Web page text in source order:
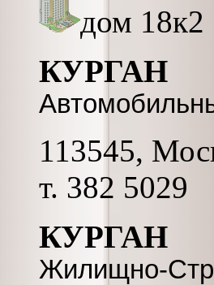
дом 18к2
КУРГАН
113545,
т. 382 5029
КУРГАН
Жилищно-